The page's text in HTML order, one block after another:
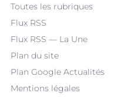
Toutes les rubriques
Flux RSS
Flux RSS — La Une
Plan du site
Plan Google Actualités
Mentions légales